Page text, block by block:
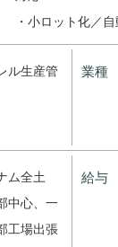
・小ロット化／
ル生産管
業種
ム全土
中心、一
工場出張
給与